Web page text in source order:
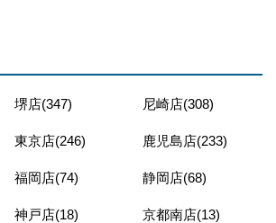
堺店(347) 尼崎店(308)
東京店(246) 鹿児島店(233)
福岡店(74) 静岡店(68)
神戸店(18) 京都南店(13)